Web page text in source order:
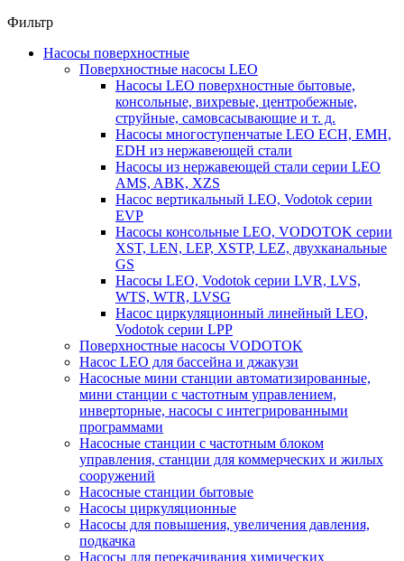
Фильтр
Насосы поверхностные
Поверхностные насосы LEO
Насосы LEO поверхностные бытовые,
консольные, вихревые, центробежные,
струйные, самовсасывающие и т. д.
Насосы многоступенчатые LEO ECH, EMH,
EDH из нержавеющей стали
Насосы из нержавеющей стали серии LEO
AMS, ABK, XZS
Насос вертикальный LEO, Vodotok серии
EVP
Насосы консольные LEO, VODOTOK серии
XST, LEN, LEP, XSTP, LEZ, двухканальные
GS
Насосы LEO, Vodotok серии LVR, LVS,
WTS, WTR, LVSG
Насос циркуляционный линейный LEO,
Vodotok серии LPP
Поверхностные насосы VODOTOK
Насос LEO для бассейна и джакузи
Насосные мини станции автоматизированные,
мини станции с частотным управлением,
инверторные, насосы с интегрированными
программами
Насосные станции с частотным блоком
управления, станции для коммерческих и жилых
сооружений
Насосные станции бытовые
Насосы циркуляционные
Насосы для повышения, увеличения давления,
подкачка
Насосы для перекачивания химических